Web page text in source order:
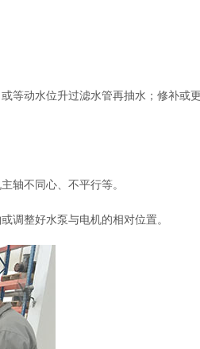
等动水位升过滤水管再抽水；修补或
轴不同心、不平行等。
调整好水泵与电机的相对位置。